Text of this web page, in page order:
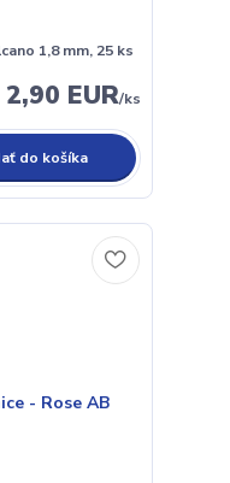
1,8 mm, 25 ks
2,90 EUR/ks
do košíka